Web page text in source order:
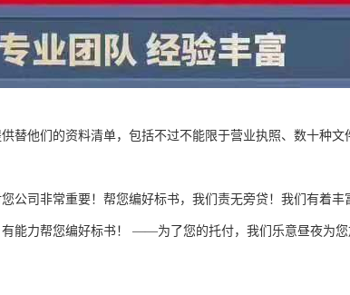
替他们的资料清单，包括不过不能限于营业执照、数十种文
公司非常重要！帮您编好标书，我们责无旁贷！我们有着丰
能力帮您编好标书！ ——为了您的托付，我们乐意昼夜为